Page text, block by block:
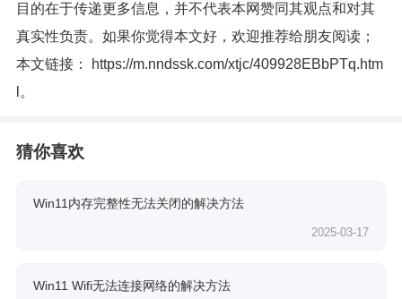
目的在于传递更多信息，并不代表本网赞同其观点和对其
真实性负责。如果你觉得本文好，欢迎推荐给朋友阅读；
本文链接：
https://m.nndssk.com/xtjc/409928EBbPTq.htm
。
猜你喜欢
Win11内存完整性无法关闭的解决方法
2025-03-17
Win11 Wifi无法连接网络的解决方法